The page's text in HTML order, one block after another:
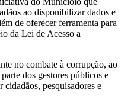
ao disponibilizar dados e
de oferecer ferramenta para
da Lei de Acesso a
no combate à corrupção, ao
dos gestores públicos e
pesquisadores e